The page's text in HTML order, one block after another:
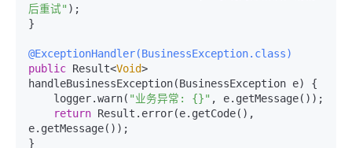
后重试" );
}
@ExceptionHandler(BusinessException.class)
public Result<Void>
handleBusinessException(BusinessException e) {
    logger.warn(
"业务异常: {}" , e.getMessage());
return Result.error(e.getCode(),
e.getMessage());